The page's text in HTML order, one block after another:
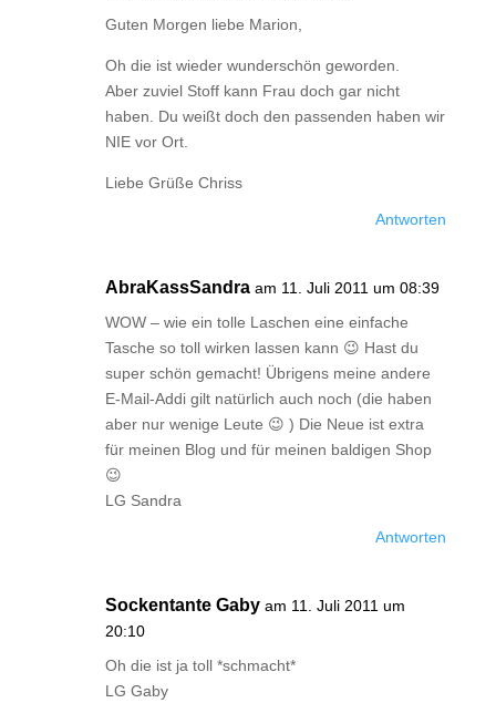
Guten Morgen liebe Marion,
Oh die ist wieder wunderschön geworden.
Aber zuviel Stoff kann Frau doch gar nicht
haben. Du weißt doch den passenden haben wir
NIE vor Ort.
Liebe Grüße Chriss
Antworten
AbraKassSandra am 11. Juli 2011 um 08:39
WOW – wie ein tolle Laschen eine einfache
Tasche so toll wirken lassen kann 😉 Hast du
super schön gemacht! Übrigens meine andere
E-Mail-Addi gilt natürlich auch noch (die haben
aber nur wenige Leute 😉 ) Die Neue ist extra
für meinen Blog und für meinen baldigen Shop
😉
LG Sandra
Antworten
Sockentante Gaby am 11. Juli 2011 um
20:10
Oh die ist ja toll *schmacht*
LG Gaby